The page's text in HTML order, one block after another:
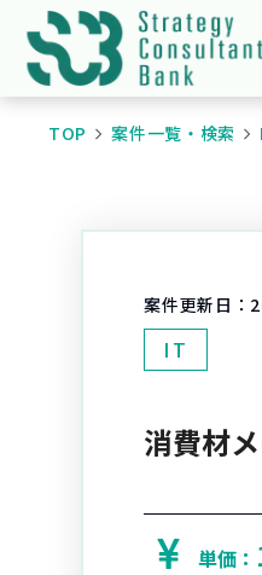
TOP 案件一覧・検索
案件更新日：
IT
消費材
単価：